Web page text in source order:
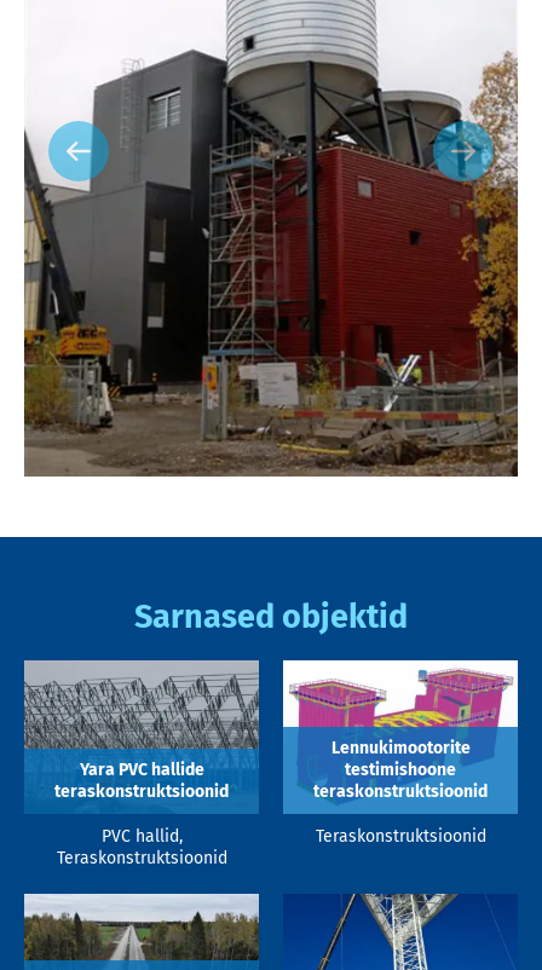
Sarnased objektid
Yara PVC hallide
teraskonstruktsioonid
PVC hallid,
Teraskonstruktsioonid
Lennukimootorite
testimishoone
teraskonstruktsioonid
Teraskonstruktsioonid